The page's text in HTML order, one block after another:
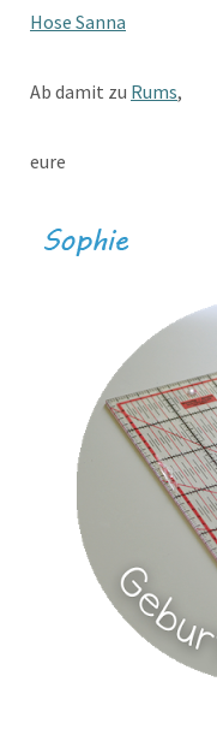
Hose Sanna
Ab damit zu Rums,
eure